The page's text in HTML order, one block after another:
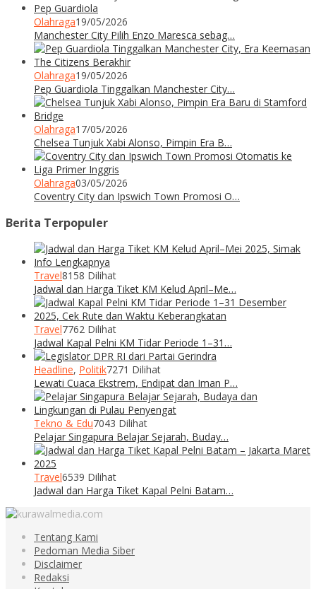
Olahraga19/05/2026
Manchester City Pilih Enzo Maresca sebag…
Olahraga19/05/2026
Pep Guardiola Tinggalkan Manchester City…
Olahraga17/05/2026
Chelsea Tunjuk Xabi Alonso, Pimpin Era B…
Olahraga03/05/2026
Coventry City dan Ipswich Town Promosi O…
Berita Terpopuler
Travel8158 Dilihat
Jadwal dan Harga Tiket KM Kelud April–Me…
Travel7762 Dilihat
Jadwal Kapal Pelni KM Tidar Periode 1–31…
Headline, Politik7271 Dilihat
Lewati Cuaca Ekstrem, Endipat dan Iman P…
Tekno & Edu7043 Dilihat
Pelajar Singapura Belajar Sejarah, Buday…
Travel6539 Dilihat
Jadwal dan Harga Tiket Kapal Pelni Batam…
Tentang Kami
Pedoman Media Siber
Disclaimer
Redaksi